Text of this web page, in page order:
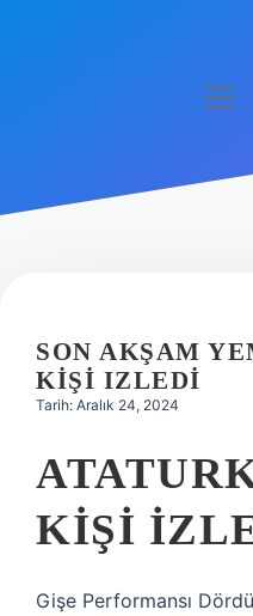
Hakkımızda
SON AKŞAM
KIŞI IZLEDI
Tarih: Aralık 24, 2024
KIŞI
Gişe Performansı